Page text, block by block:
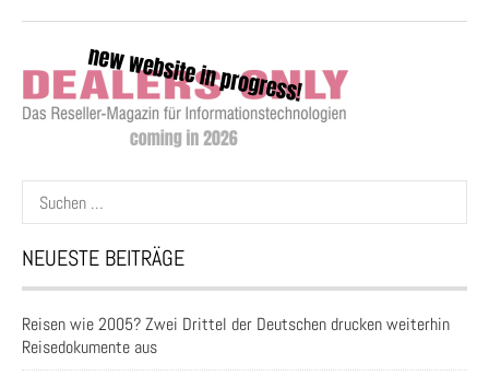
Suchen
nach:
NEUESTE BEITRÄGE
Reisen wie 2005? Zwei Drittel der Deutschen drucken weiterhin
Reisedokumente aus